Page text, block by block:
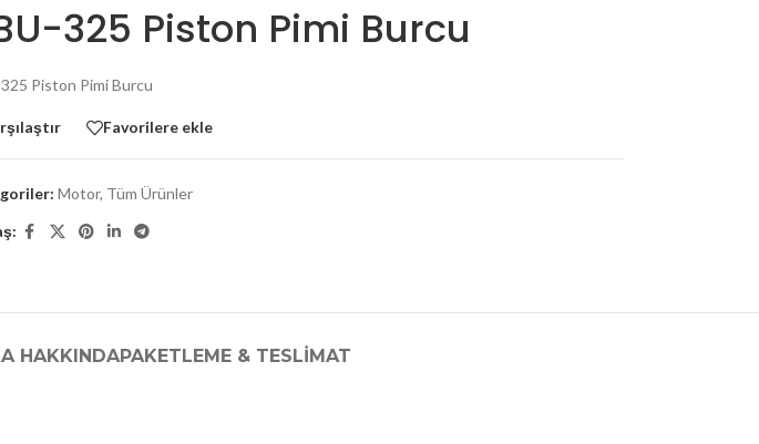
325 Piston Pimi Burcu
Piston Pimi Burcu
Favorilere ekle
Motor, Tüm Ürünler
HAKKINDAPAKETLEME & TESLIMAT